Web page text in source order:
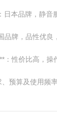
本品牌，静音
牌，品性优良
：性价比高，操
预算及使用频